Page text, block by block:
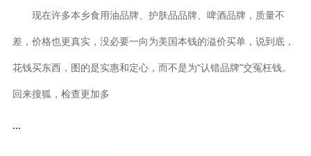
现在许多本乡食用油品牌、护肤品品牌、啤酒品牌，质量不
差，价格也更真实，没必要一向为美国本钱的溢价买单，说到底，
花钱买东西，图的是实惠和定心，而不是为“认错品牌”交冤枉钱。
回来搜狐，检查更加多
...